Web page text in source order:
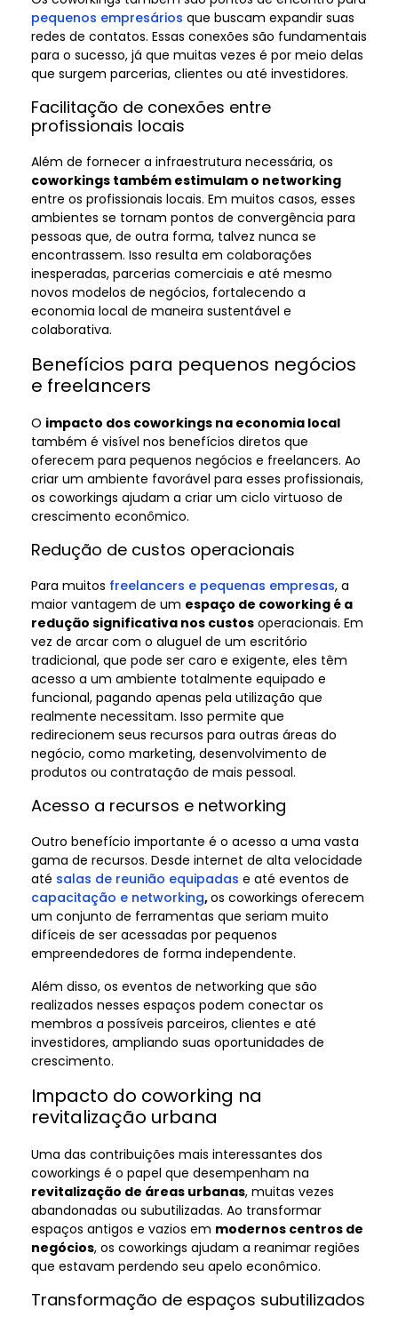
pequenos empresários que buscam expandir suas
redes de contatos. Essas conexões são fundamentais
para o sucesso, já que muitas vezes é por meio delas
que surgem parcerias, clientes ou até investidores.
Facilitação de conexões entre
profissionais locais
Além de fornecer a infraestrutura necessária, os
coworkings também estimulam o networking
entre os profissionais locais. Em muitos casos, esses
ambientes se tornam pontos de convergência para
pessoas que, de outra forma, talvez nunca se
encontrassem. Isso resulta em colaborações
inesperadas, parcerias comerciais e até mesmo
novos modelos de negócios, fortalecendo a
economia local de maneira sustentável e
colaborativa.
Benefícios para pequenos negócios
e freelancers
O impacto dos coworkings na economia local
também é visível nos benefícios diretos que
oferecem para pequenos negócios e freelancers. Ao
criar um ambiente favorável para esses profissionais,
os coworkings ajudam a criar um ciclo virtuoso de
crescimento econômico.
Redução de custos operacionais
Para muitos freelancers e pequenas empresas, a
maior vantagem de um espaço de coworking é a
redução significativa nos custos operacionais. Em
vez de arcar com o aluguel de um escritório
tradicional, que pode ser caro e exigente, eles têm
acesso a um ambiente totalmente equipado e
funcional, pagando apenas pela utilização que
realmente necessitam. Isso permite que
redirecionem seus recursos para outras áreas do
negócio, como marketing, desenvolvimento de
produtos ou contratação de mais pessoal.
Acesso a recursos e networking
Outro benefício importante é o acesso a uma vasta
gama de recursos. Desde internet de alta velocidade
até salas de reunião equipadas e até eventos de
capacitação e networking,os coworkings oferecem
um conjunto de ferramentas que seriam muito
difíceis de ser acessadas por pequenos
empreendedores de forma independente.
Além disso, os eventos de networking que são
realizados nesses espaços podem conectar os
membros a possíveis parceiros, clientes e até
investidores, ampliando suas oportunidades de
crescimento.
Impacto do coworking na
revitalização urbana
Uma das contribuições mais interessantes dos
coworkings é o papel que desempenham na
revitalização de áreas urbanas, muitas vezes
abandonadas ou subutilizadas. Ao transformar
espaços antigos e vazios em modernos centros de
negócios, os coworkings ajudam a reanimar regiões
que estavam perdendo seu apelo econômico.
Transformação de espaços subutilizados